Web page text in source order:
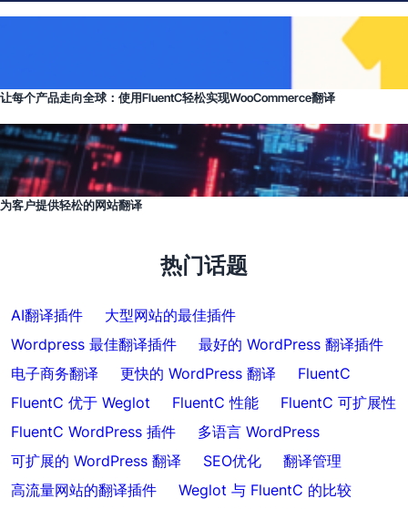
让每个产品走向全球：使用FluentC轻松实现WooCommerce翻译
为客户提供轻松的网站翻译
热门话题
AI翻译插件
大型网站的最佳插件
Wordpress 最佳翻译插件
最好的 WordPress 翻译插件
电子商务翻译
更快的 WordPress 翻译
FluentC
FluentC 优于 Weglot
FluentC 性能
FluentC 可扩展性
FluentC WordPress 插件
多语言 WordPress
可扩展的 WordPress 翻译
SEO优化
翻译管理
高流量网站的翻译插件
Weglot 与 FluentC 的比较